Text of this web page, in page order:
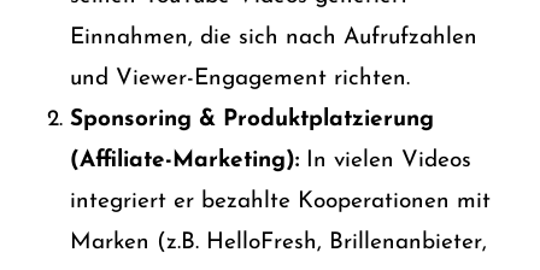
Einnahmen, die sich nach Aufrufzahlen
und Viewer-Engagement richten.
Sponsoring & Produktplatzierung
(Affiliate-Marketing):In vielen Videos
integriert er bezahlte Kooperationen mit
Marken (z.B. HelloFresh, Brillenanbieter,